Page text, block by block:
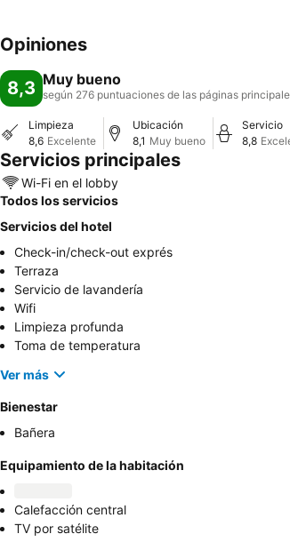
Opiniones
8,3 Muy bueno
según 276 puntuaciones de las páginas
Limpieza
8,6 Excelente
Ubicación
8,1 Muy bueno
Servicio
8,8
Servicios principales
Wi-Fi en el lobby
Todos los servicios
Servicios del hotel
Check-in/check-out exprés
Terraza
Servicio de lavandería
Wifi
Limpieza profunda
Toma de temperatura
Ver más
Bienestar
Bañera
Equipamiento de la habitación
Calefacción central
TV por satélite